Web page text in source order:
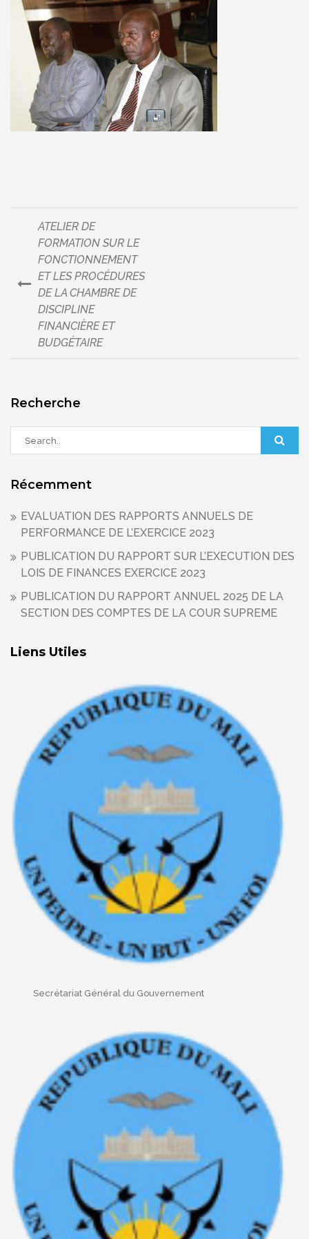
Navigation
l’article
ATELIER DE
FORMATION SUR LE
FONCTIONNEMENT
ET LES PROCÉDURES
DE LA CHAMBRE DE
DISCIPLINE
FINANCIÈRE ET
BUDGÉTAIRE
Recherche
Récemment
EVALUATION DES RAPPORTS ANNUELS DE
PERFORMANCE DE L’EXERCICE 2023
PUBLICATION DU RAPPORT SUR L’EXECUTION DES
LOIS DE FINANCES EXERCICE 2023
PUBLICATION DU RAPPORT ANNUEL 2025 DE LA
SECTION DES COMPTES DE LA COUR SUPREME
Liens Utiles
Secrétariat Général du Gouvernement